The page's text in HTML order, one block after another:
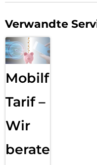
Verwandte
Mobilfunk
Tarif –
Wir
beraten